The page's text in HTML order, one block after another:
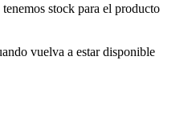
stock para el producto
vuelva a estar disponible